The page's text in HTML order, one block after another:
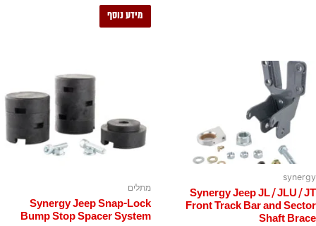
מידע נוסף
synergy
Synergy Jeep JL / JLU / JT
Front Track Bar and Sector
Shaft Brace
מתלים
Synergy Jeep Snap-Lock
Bump Stop Spacer System